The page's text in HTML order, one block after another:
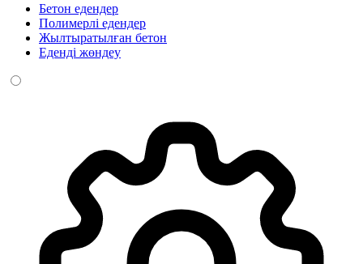
Бетон едендер
Полимерлі едендер
Жылтыратылған бетон
Еденді жөндеу